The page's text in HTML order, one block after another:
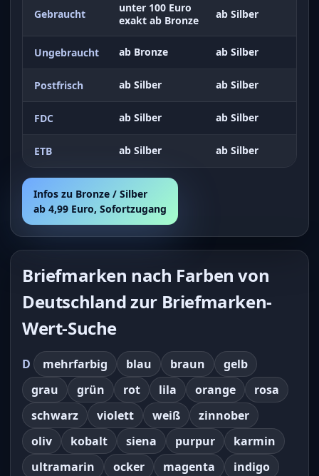
Gebraucht
unter 100 Euro
exakt ab Bronze
ab Silber
Ungebraucht ab Bronze ab Silber
Postfrisch ab Silber ab Silber
FDC ab Silber ab Silber
ETB ab Silber ab Silber
Infos zu Bronze / Silber
ab 4,99 Euro, Sofortzugang
Briefmarken nach Farben von
Deutschland zur Briefmarken-
Wert-Suche
D mehrfarbig blau braun
gelb
grau
grün rot lila orange
rosa
schwarz
violett weiß
zinnober
oliv
kobalt siena purpur
karmin
ultramarin
ocker magenta indigo